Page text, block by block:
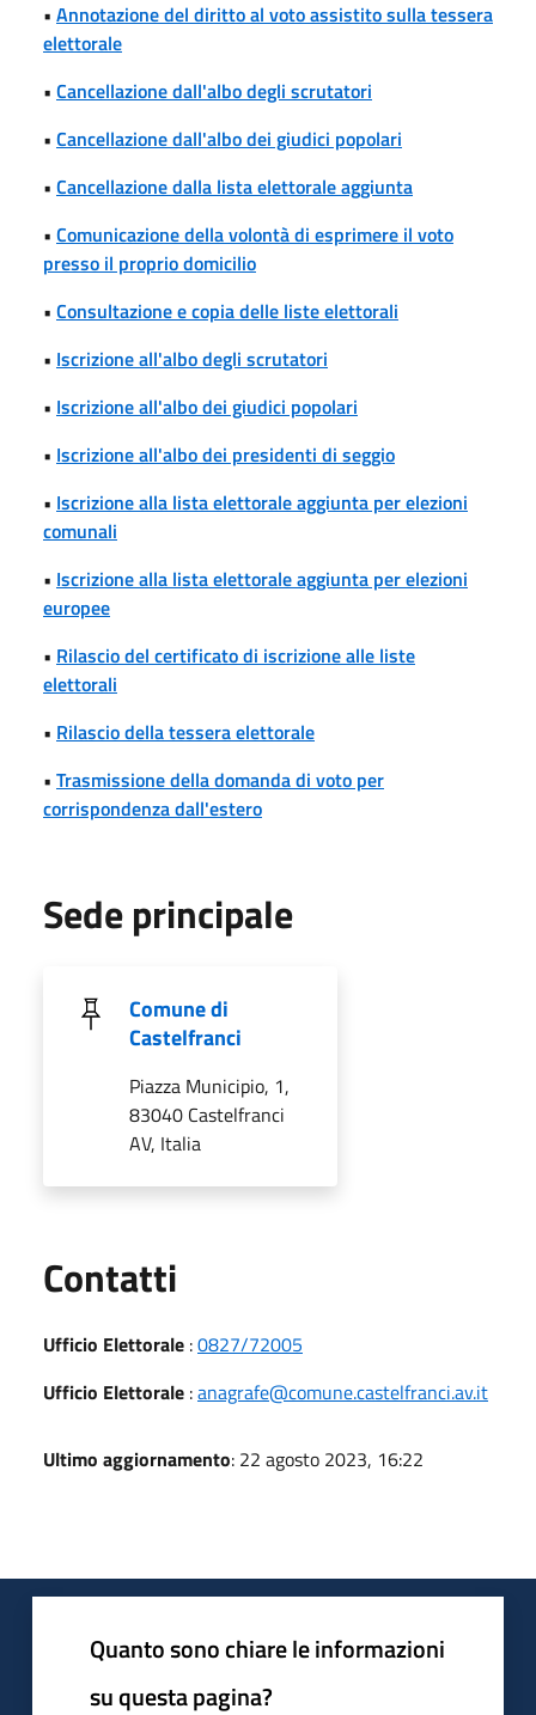
• Annotazione del diritto al voto assistito sulla tessera
elettorale
• Cancellazione dall'albo degli scrutatori
• Cancellazione dall'albo dei giudici popolari
• Cancellazione dalla lista elettorale aggiunta
• Comunicazione della volontà di esprimere il voto
presso il proprio domicilio
• Consultazione e copia delle liste elettorali
• Iscrizione all'albo degli scrutatori
• Iscrizione all'albo dei giudici popolari
• Iscrizione all'albo dei presidenti di seggio
• Iscrizione alla lista elettorale aggiunta per elezioni
comunali
• Iscrizione alla lista elettorale aggiunta per elezioni
europee
• Rilascio del certificato di iscrizione alle liste
elettorali
• Rilascio della tessera elettorale
• Trasmissione della domanda di voto per
corrispondenza dall'estero
Sede principale
Comune di
Castelfranci
Piazza Municipio, 1,
83040 Castelfranci
AV, Italia
Contatti
Ufficio Elettorale :0827/72005
Ufficio Elettorale :anagrafe@comune.castelfranci.av.it
Ultimo aggiornamento: 22 agosto 2023, 16:22
Quanto sono chiare le informazioni
su questa pagina?